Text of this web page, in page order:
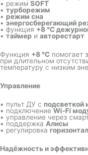
• режим SOFT
• турборежим
• режим сна
• энергосберегающий
• функция +8 °C
• таймер и авторестарт
Функция +8 °C помогает
при длительном
температуру с низким
Управление
• пульт ДУ с подсветкой
• подключение Wi-Fi
• управление через
• поддержка Алисы
• регулировка
Надёжность и